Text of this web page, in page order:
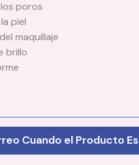
los poros
piel
maquillaje
brillo
Cuando el Producto